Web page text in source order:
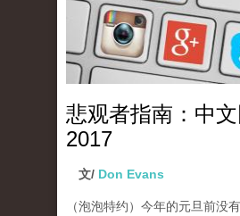
悲观者指南：中
2017
文/ Don Evans
（泡泡特约） 今年的元旦前没